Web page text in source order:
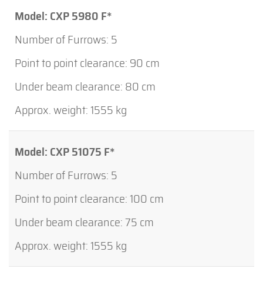
CXP 5980 F*
5
90 cm
80 cm
1555 kg
CXP 51075 F*
5
100 cm
75 cm
1555 kg